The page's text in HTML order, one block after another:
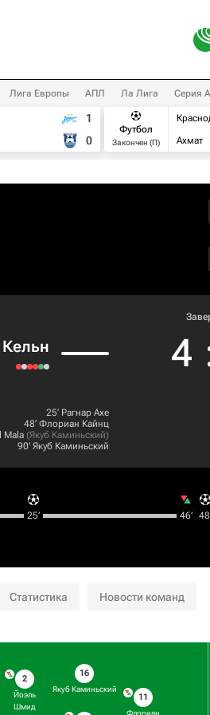
Лига Европы АПЛ Ла Лига Серия А
1
0
Футбол
Закончен (П)
Ахмат
Кельн 4
25‎’‎ Рагнар Ахе
48‎’‎ Флориан Кайнц
Mala (Якуб Каминьский)
90‎’‎ Якуб Каминьский
25‎’‎ 46‎’‎
Статистика Новости команд
2
Йоэль
Шмид
16
Якуб Каминьский
11
Флориан